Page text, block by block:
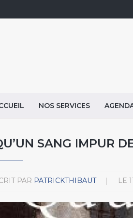
NOS SERVICES
SANG IMPUR
PAR PATRICKTHIBAUT LE